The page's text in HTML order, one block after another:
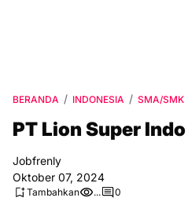
BERANDA INDONESIA SMA/SMK
PT Lion Super Indo
Jobfrenly
Oktober 07, 2024
Tambahkan ... 0